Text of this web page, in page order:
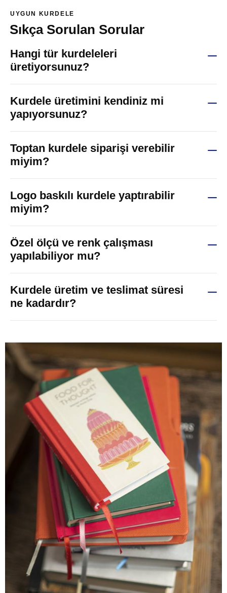
UYGUN KURDELE
Sıkça Sorulan Sorular
Hangi tür kurdeleleri
üretiyorsunuz?
Kurdele üretimini kendiniz mi
yapıyorsunuz?
Toptan kurdele siparişi verebilir
miyim?
Logo baskılı kurdele yaptırabilir
miyim?
Özel ölçü ve renk çalışması
yapılabiliyor mu?
Kurdele üretim ve teslimat süresi
ne kadardır?